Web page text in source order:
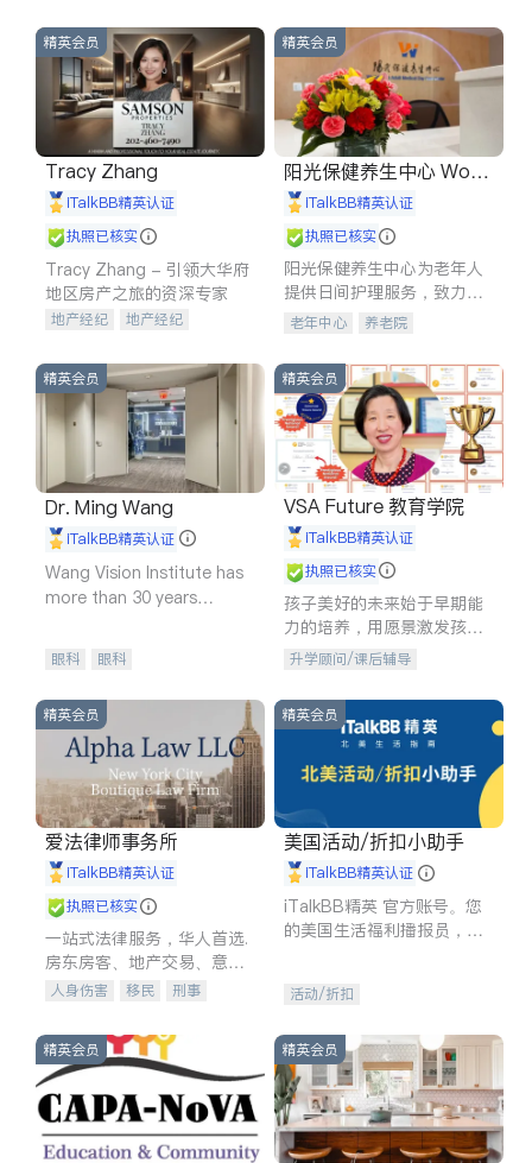
精英会员
Tracy Zhang
iTalkBB精英认证
执照已核实
Tracy Zhang - 引领大华府
地区房产之旅的资深专家
地产经纪
地产经纪
商铺租售
开发商建商
精英会员
阳光保健养生中心 World
shine
iTalkBB精英认证
执照已核实
阳光保健养生中心为老年人
提供日间护理服务，致力于
通过持续的护理创新来有效
老年中心 养老院
精英会员
Dr. Ming Wang
iTalkBB精英认证
Wang Vision Institute has
more than 30 years
眼科 眼科
精英会员
VSA Future 教育学院
iTalkBB精英认证
执照已核实
孩子美好的未来始于早期能
力的培养，用愿景激发孩子
的学习潜力和动力。理念：
拥有成长型心态是成功的基
石。
升学顾问/课后辅导
精英会员
爱法律师事务所
iTalkBB精英认证
执照已核实
一站式法律服务，华人首选.
房东房客、地产交易、意外
伤害、车祸重伤、商业诉
建筑合同、刑事案件全包办
人身伤害 移民
刑事
信托/遗嘱
商业
索赔
律师-其它 保释
精英会员
美国活动/折扣小助手
iTalkBB精英认证
iTalkBB精英 官方账号。您
的美国生活福利播报员，精
专属福利。
活动/折扣
精英会员 精英会员